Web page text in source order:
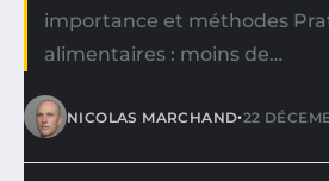
importance et méthodes
alimentaires : moins de…
NICOLAS MARCHAND•22